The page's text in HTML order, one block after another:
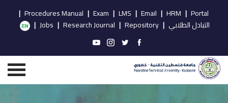
Portal
|
HRM
|
Email
|
LMS
|
Exam
|
Procedures Manual
|
التبادل الطلابي |
Repository
|
Research Journal
|
Jobs
|